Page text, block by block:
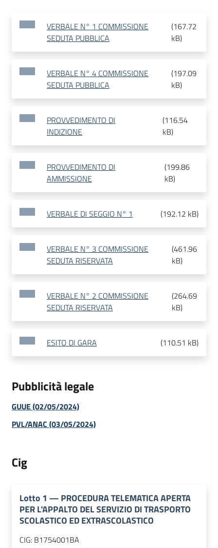
VERBALE N° 1 COMMISSIONE
SEDUTA PUBBLICA
(167.72
kB)
VERBALE N° 4 COMMISSIONE
SEDUTA PUBBLICA
(197.09
kB)
PROVVEDIMENTO DI
INDIZIONE
(116.54
kB)
PROVVEDIMENTO DI
AMMISSIONE
(199.86
kB)
VERBALE DI SEGGIO N° 1 (192.12 kB)
VERBALE N° 3 COMMISSIONE
SEDUTA RISERVATA
(461.96
kB)
VERBALE N° 2 COMMISSIONE
SEDUTA RISERVATA
(264.69
kB)
ESITO DI GARA (110.51 kB)
Pubblicità legale
GUUE (02/05/2024)
PVL/ANAC (03/05/2024)
Cig
Lotto 1 — PROCEDURA TELEMATICA APERTA
PER L'APPALTO DEL SERVIZIO DI TRASPORTO
SCOLASTICO ED EXTRASCOLASTICO
CIG: B1754001BA